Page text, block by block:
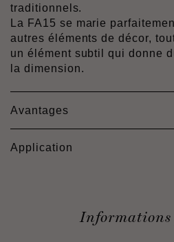
traditionnels.
La FA15 se marie
autres éléments de décor,
un élément subtil qui donne
la dimension.
Avantages
Application